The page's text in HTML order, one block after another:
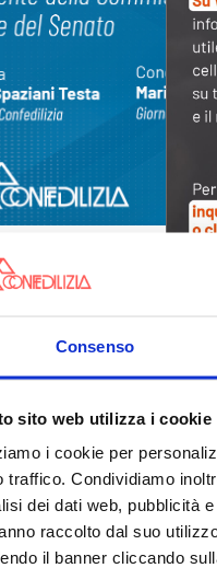
Consenso
sito web utilizza i cookie
i cookie per
traffico. Condividiamo
dei dati web, pubblicità
raccolto dal suo
il banner cliccando
(SITO)